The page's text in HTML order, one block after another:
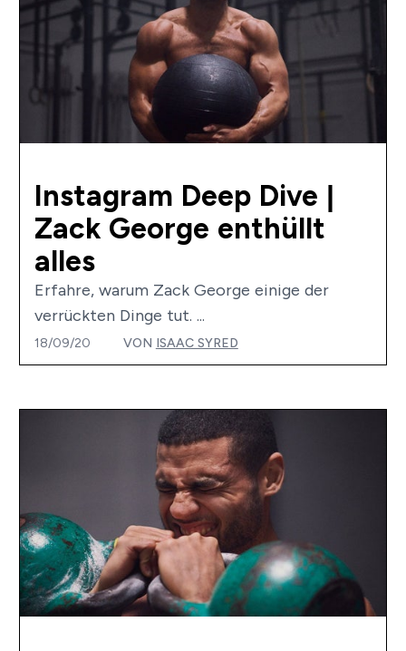
Instagram Deep Dive |
Zack George enthüllt
alles
Erfahre, warum Zack George einige der
verrückten Dinge tut. ...
18/09/20 VON ISAAC SYRED